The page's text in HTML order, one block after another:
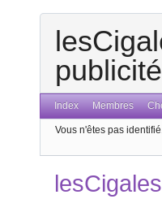
publicité
Index Membres
Vous n'êtes pas identifié.